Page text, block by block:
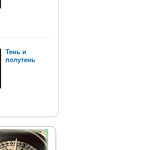
Тень и
полутень